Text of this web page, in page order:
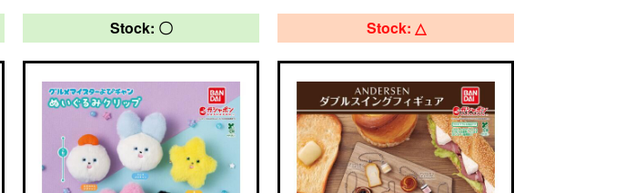
Stock: 〇 Stock: △